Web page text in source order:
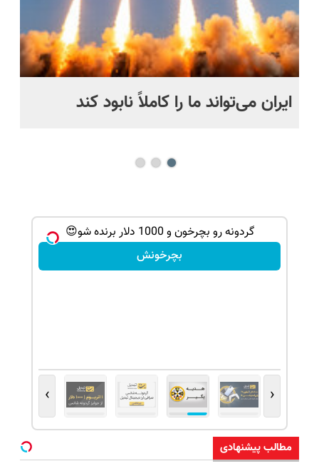
ایران می‌تواند ما را کاملاً نابود کند
گردونه رو بچرخون و 1000 دلار برنده شو😍
بچرخونش
‹
›
مطالب پیشنهادی